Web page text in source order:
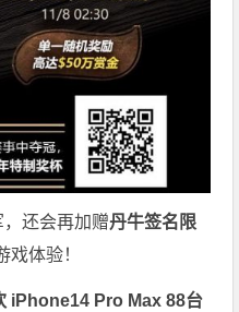
还会再加赠丹牛签名限
戏体验！
iPhone14 Pro Max 88台